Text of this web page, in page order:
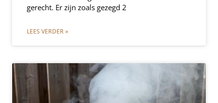
gerecht. Er zijn zoals gezegd 2
LEES VERDER »